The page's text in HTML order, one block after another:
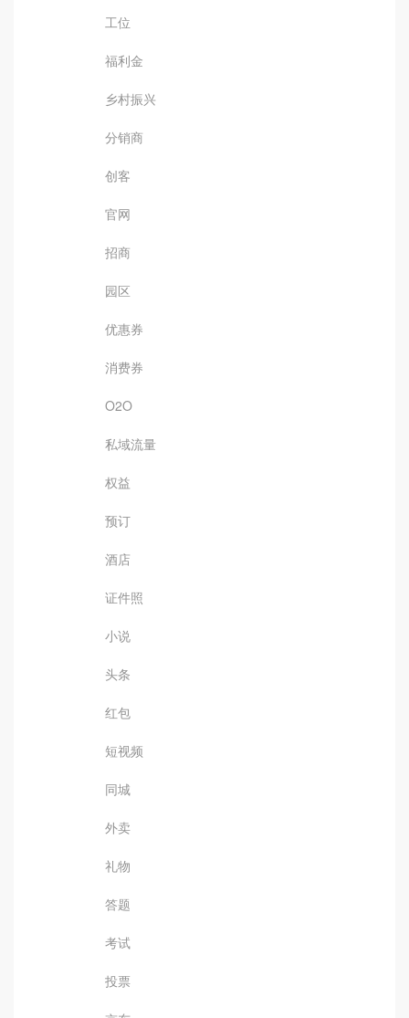
工位
福利金
乡村振兴
分销商
创客
官网
招商
园区
优惠券
消费券
O2O
私域流量
权益
预订
酒店
证件照
小说
头条
红包
短视频
同城
外卖
礼物
答题
考试
投票